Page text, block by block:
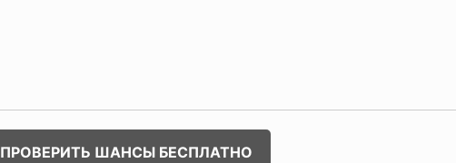
ПРОВЕРИТЬ ШАНСЫ БЕСПЛАТНО